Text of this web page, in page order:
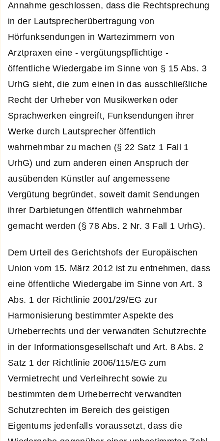
Annahme geschlossen, dass die Rechtsprechung
in der Lautsprecherübertragung von
Hörfunksendungen in Wartezimmern von
Arztpraxen eine - vergütungspflichtige -
öffentliche Wiedergabe im Sinne von § 15 Abs. 3
UrhG sieht, die zum einen in das ausschließliche
Recht der Urheber von Musikwerken oder
Sprachwerken eingreift, Funksendungen ihrer
Werke durch Lautsprecher öffentlich
wahrnehmbar zu machen (§ 22 Satz 1 Fall 1
UrhG) und zum anderen einen Anspruch der
ausübenden Künstler auf angemessene
Vergütung begründet, soweit damit Sendungen
ihrer Darbietungen öffentlich wahrnehmbar
gemacht werden (§ 78 Abs. 2 Nr. 3 Fall 1 UrhG).
Dem Urteil des Gerichtshofs der Europäischen
Union vom 15. März 2012 ist zu entnehmen, dass
eine öffentliche Wiedergabe im Sinne von Art. 3
Abs. 1 der Richtlinie 2001/29/EG zur
Harmonisierung bestimmter Aspekte des
Urheberrechts und der verwandten Schutzrechte
in der Informationsgesellschaft und Art. 8 Abs. 2
Satz 1 der Richtlinie 2006/115/EG zum
Vermietrecht und Verleihrecht sowie zu
bestimmten dem Urheberrecht verwandten
Schutzrechten im Bereich des geistigen
Eigentums jedenfalls voraussetzt, dass die